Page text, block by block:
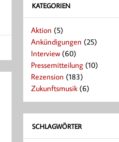
KATEGORIEN
Aktion (5)
Ankündigungen (25)
Interview(60)
Pressemitteilung (10)
Rezension (183)
Zukunftsmusik (6)
SCHLAGWÖRTER